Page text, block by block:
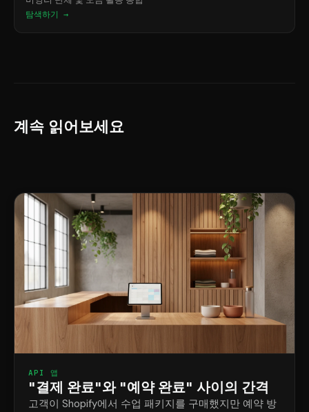
탐색하기 →
계속 읽어보세요
API 앱
"결제 완료"와 "예약 완료" 사이의 간격
고객이 Shopify에서 수업 패키지를 구매했지만 예약 방